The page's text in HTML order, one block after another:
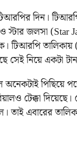
দিন। টিআরপি
স্টার জলসা (Star
টিআরপি
সেই নিয়ে একটা
পিছিয়ে
টেক্কা
তাই এবারের